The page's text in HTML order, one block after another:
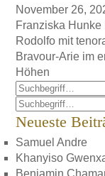
November 26,
Franziska Hunke
Rodolfo mit
Bravour-Arie im
Höhen
Neueste
Samuel Andre
Khanyiso
Benjamin